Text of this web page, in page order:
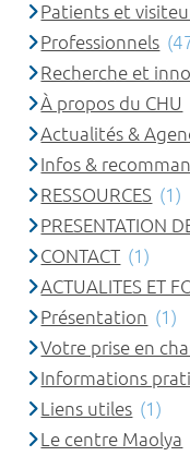
Patients et
Professionnels
Recherche et
À propos du CHU
Actualités &
Infos &
RESSOURCES (1)
PRESENTATION
CONTACT (1)
ACTUALITES ET
Présentation (1)
Votre prise en
Informations
Liens utiles (1)
Le centre Maolya